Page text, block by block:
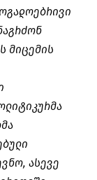
მიცემის
ასევე